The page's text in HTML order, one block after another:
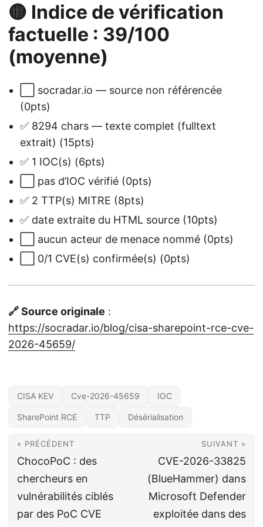
🟡 Indice de vérification
factuelle : 39/100
(moyenne)
⬜ socradar.io — source non référencée
(0pts)
✅ 8294 chars — texte complet (fulltext
extrait) (15pts)
✅ 1 IOC(s) (6pts)
⬜ pas d’IOC vérifié (0pts)
✅ 2 TTP(s) MITRE (8pts)
✅ date extraite du HTML source (10pts)
⬜ aucun acteur de menace nommé (0pts)
⬜ 0/1 CVE(s) confirmée(s) (0pts)
🔗 Source originale :
https://socradar.io/blog/cisa-sharepoint-rce-cve-
2026-45659/
CISA KEV Cve-2026-45659 IOC
SharePoint RCE TTP Désérialisation
« PRÉCÉDENT
ChocoPoC : des
chercheurs en
vulnérabilités ciblés
par des PoC CVE
SUIVANT »
CVE-2026-33825
(BlueHammer) dans
Microsoft Defender
exploitée dans des